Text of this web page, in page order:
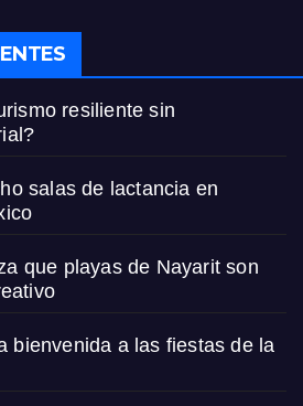
resiliente sin
salas de lactancia en
que playas de Nayarit son
bienvenida a las fiestas de la